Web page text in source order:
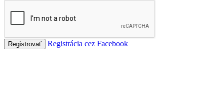
Registrácia cez Facebook